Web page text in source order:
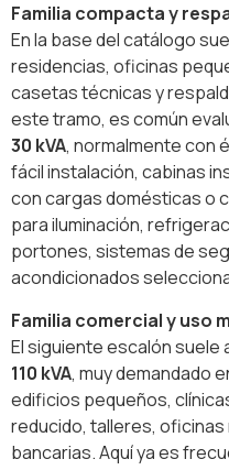
Familia compacta y
En la base del catálogo
residencias, oficinas
casetas técnicas y
este tramo, es común
30 kVA, normalmente con
fácil instalación, cabinas
con cargas domésticas o
para iluminación,
portones, sistemas de
acondicionados
Familia comercial y uso
El siguiente escalón
110 kVA, muy demandado
edificios pequeños,
reducido, talleres,
bancarias. Aquí ya es